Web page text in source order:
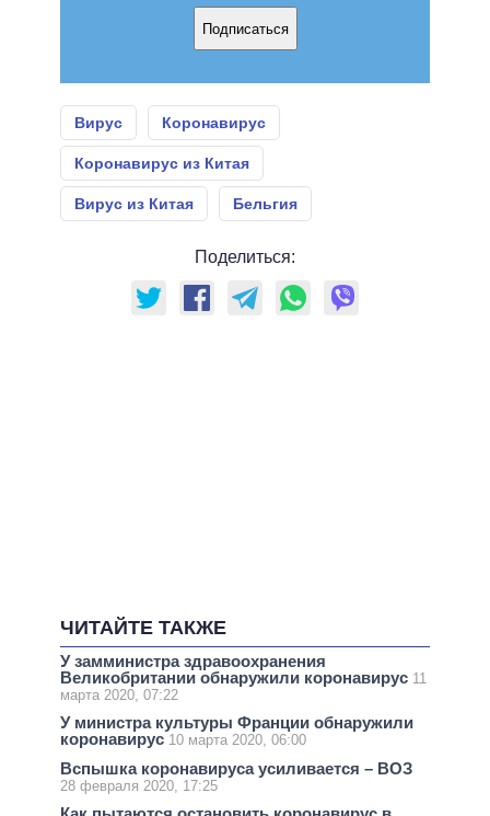
Подписаться
Вирус Коронавирус
Коронавирус из Китая
Вирус из Китая Бельгия
Поделиться:
ЧИТАЙТЕ ТАКЖЕ
У замминистра здравоохранения
Великобритании обнаружили коронавирус 11
марта 2020, 07:22
У министра культуры Франции обнаружили
коронавирус 10 марта 2020, 06:00
Вспышка коронавируса усиливается – ВОЗ
28 февраля 2020, 17:25